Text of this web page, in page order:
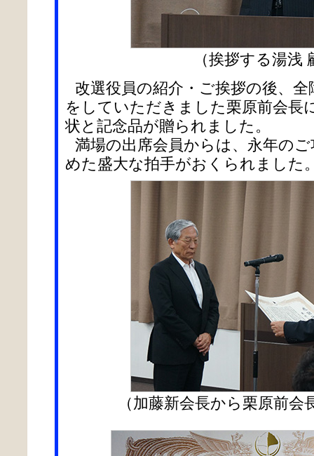
（挨拶する湯浅
改選役員の紹介・ご挨拶の後、
をしていただきました栗原前会長
状と記念品が贈られました。
満場の出席会員からは、永年の
めた盛大な拍手がおくられました
（加藤新会長から栗原前会